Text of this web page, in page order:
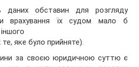
даних обставин для розгляду
врахування їх судом мало б
яке було прийняте).
за своєю юридичною суттю є